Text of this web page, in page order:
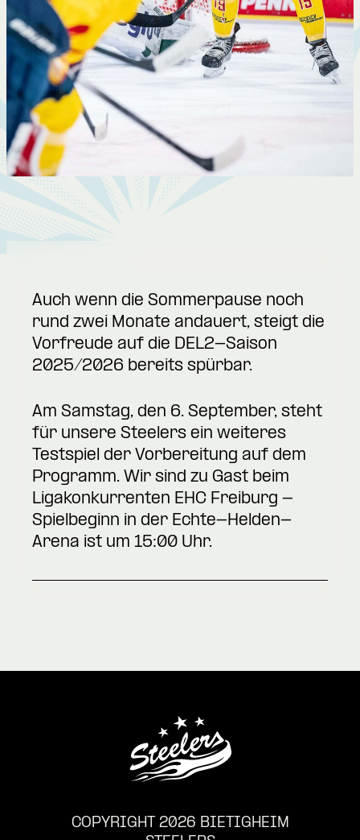
Auch wenn die Sommerpause noch
rund zwei Monate andauert, steigt die
Vorfreude auf die DEL2-Saison
2025/2026 bereits spürbar.
Am Samstag, den 6. September, steht
für unsere Steelers ein weiteres
Testspiel der Vorbereitung auf dem
Programm. Wir sind zu Gast beim
Ligakonkurrenten EHC Freiburg -
Spielbeginn in der Echte-Helden-
Arena ist um 15:00 Uhr.
COPYRIGHT 2026 BIETIGHEIM